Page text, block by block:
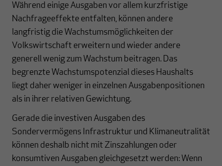
Während einige Ausgaben vor allem kurzfristige
Nachfrageeffekte entfalten, können andere
langfristig die Wachstumsmöglichkeiten der
Volkswirtschaft erweitern und wieder andere
generell wenig zum Wachstum beitragen. Das
begrenzte Wachstumspotenzial dieses Haushalts
liegt daher weniger in einzelnen Ausgabenpositionen
als in ihrer relativen Gewichtung.
Gerade die investiven Ausgaben des
Sondervermögens Infrastruktur und Klimaneutralität
können deshalb nicht mit Zinszahlungen oder
konsumtiven Ausgaben gleichgesetzt werden: Wenn